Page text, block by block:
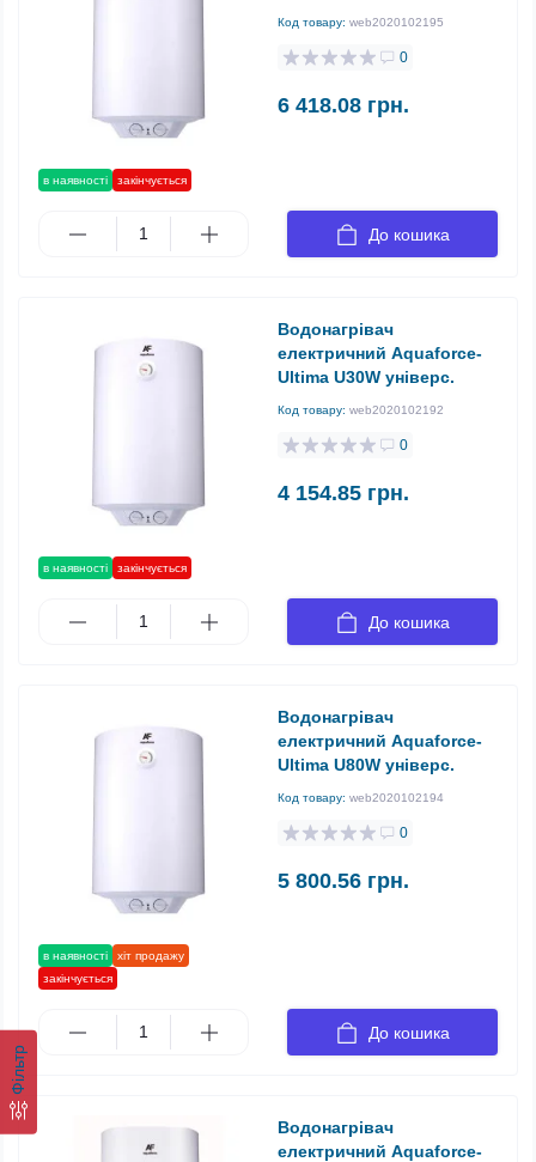
Фільтр
в наявності закінчується
Код товару: web2020102195
0
6 418.08 грн.
До кошика
в наявності закінчується
Водонагрівач
електричний Aquaforce-
Ultima U30W універс.
Код товару: web2020102192
0
4 154.85 грн.
До кошика
в наявності
хіт продажу
закінчується
Водонагрівач
електричний Aquaforce-
Ultima U80W універс.
Код товару: web2020102194
0
5 800.56 грн.
До кошика
Водонагрівач
електричний Aquaforce-